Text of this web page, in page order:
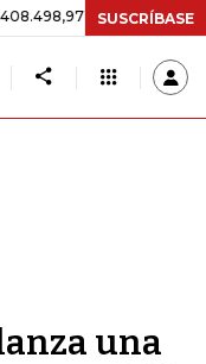
+$ 8.753,81 +2,19%
SUSCRÍBASE
una